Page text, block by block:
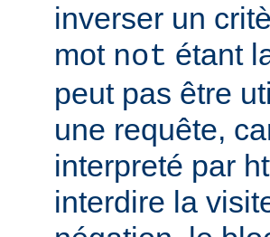
inverser un
mot not étant
peut pas être
une requête,
interpreté par
interdire la